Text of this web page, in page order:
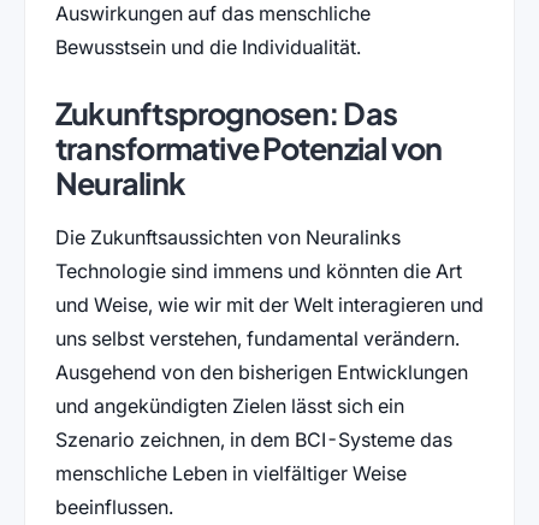
Auswirkungen auf das menschliche
Bewusstsein und die Individualität.
Zukunftsprognosen: Das
transformative Potenzial von
Neuralink
Die Zukunftsaussichten von Neuralinks
Technologie sind immens und könnten die Art
und Weise, wie wir mit der Welt interagieren und
uns selbst verstehen, fundamental verändern.
Ausgehend von den bisherigen Entwicklungen
und angekündigten Zielen lässt sich ein
Szenario zeichnen, in dem BCI-Systeme das
menschliche Leben in vielfältiger Weise
beeinflussen.